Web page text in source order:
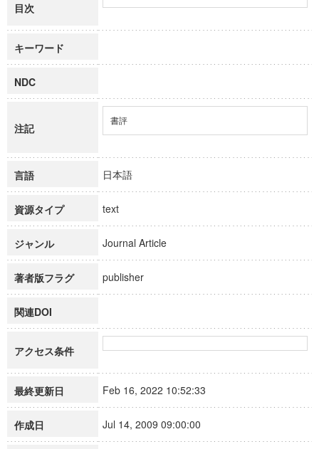
目次
キーワード
NDC
注記
書評
言語 日本語
資源タイプ text
ジャンル Journal Article
著者版フラグ publisher
関連DOI
アクセス条件
最終更新日 Feb 16, 2022 10:52:33
作成日 Jul 14, 2009 09:00:00